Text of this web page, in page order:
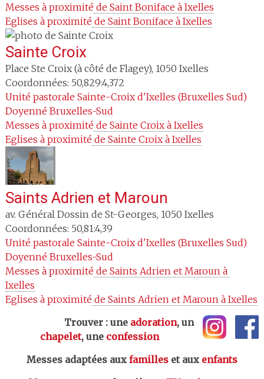
Messes à proximité de Saint Boniface à Ixelles
Eglises à proximité de Saint Boniface à Ixelles
Sainte Croix
Place Ste Croix (à côté de Flagey), 1050 Ixelles
Coordonnées: 50,829:4,372
Unité pastorale Sainte-Croix d'Ixelles (Bruxelles Sud)
Doyenné Bruxelles-Sud
Messes à proximité de Sainte Croix à Ixelles
Eglises à proximité de Sainte Croix à Ixelles
Saints Adrien et Maroun
av. Général Dossin de St-Georges, 1050 Ixelles
Coordonnées: 50,81:4,39
Unité pastorale Sainte-Croix d'Ixelles (Bruxelles Sud)
Doyenné Bruxelles-Sud
Messes à proximité de Saints Adrien et Maroun à
Ixelles
Eglises à proximité de Saints Adrien et Maroun à Ixelles
Trouver : une adoration, un
chapelet, une confession
Messes adaptées aux familleset aux enfants